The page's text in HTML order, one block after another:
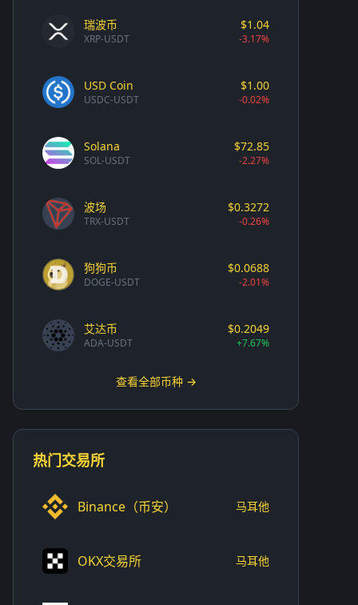
瑞波币
XRP-USDT
$1.04
-3.17%
USD Coin
USDC-USDT
$1.00
-0.02%
Solana
SOL-USDT
$72.85
-2.27%
波场
TRX-USDT
$0.3272
-0.26%
狗狗币
DOGE-USDT
$0.0688
-2.01%
艾达币
ADA-USDT
$0.2049
+7.67%
查看全部币种 →
热门交易所
Binance（币安） 马耳他
OKX交易所 马耳他